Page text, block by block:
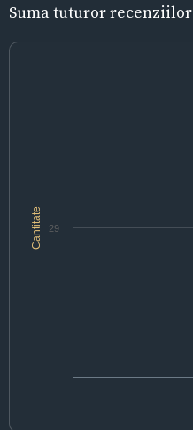
Suma tuturor recenziilor
Cantitate 29